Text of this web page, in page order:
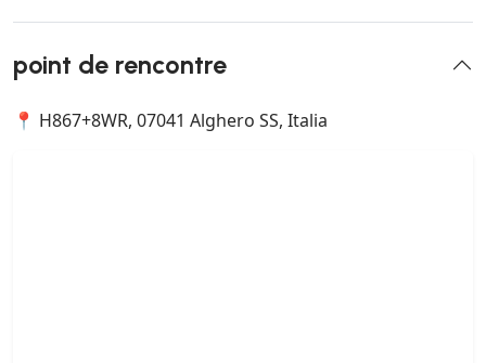
point de rencontre
📍 H867+8WR, 07041 Alghero SS, Italia